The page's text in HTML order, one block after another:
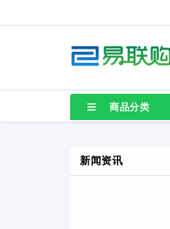
商品分类
新闻资讯